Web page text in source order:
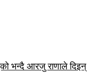
भन्दै आरजु राणाले दिइन्